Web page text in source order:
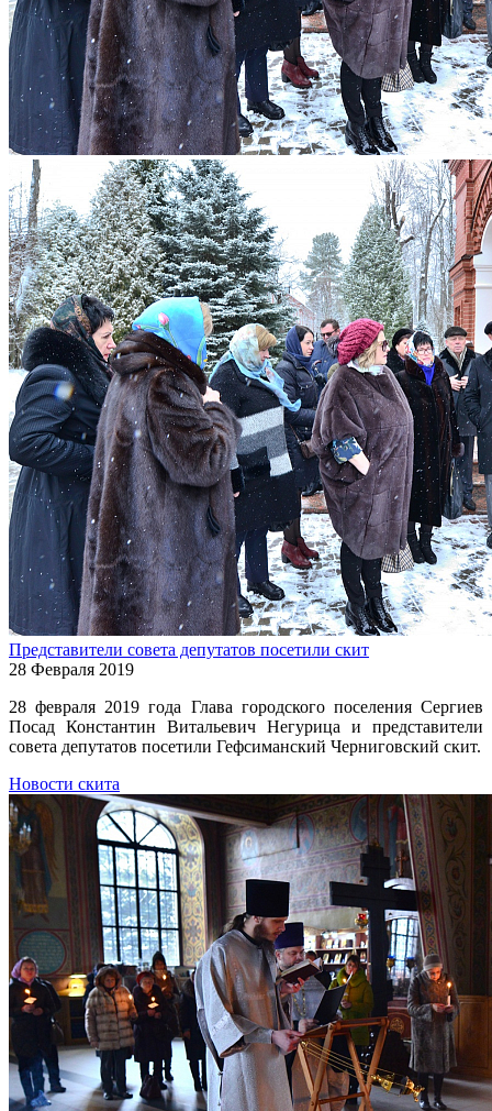
Представители совета депутатов посетили скит
28 Февраля 2019
28 февраля 2019 года Глава городского поселения Сергиев
Посад Константин Витальевич Негурица и представители
совета депутатов посетили Гефсиманский Черниговский скит.
Новости скита